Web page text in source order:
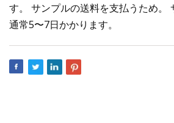
す。 サンプルの送料を支払うため。
通常5〜7日かかります。